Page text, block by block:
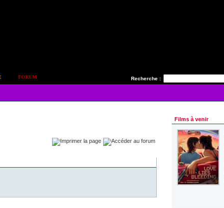
Recherche :
FORUM
Films à venir